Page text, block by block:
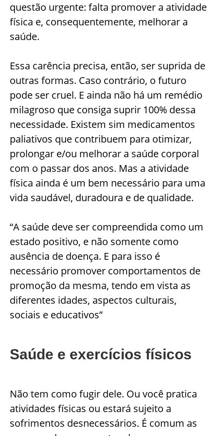
questão urgente: falta promover a atividade
física e, consequentemente, melhorar a
saúde.
Essa carência precisa, então, ser suprida de
outras formas. Caso contrário, o futuro
pode ser cruel. E ainda não há um remédio
milagroso que consiga suprir 100% dessa
necessidade. Existem sim medicamentos
paliativos que contribuem para otimizar,
prolongar e/ou melhorar a saúde corporal
com o passar dos anos. Mas a atividade
física ainda é um bem necessário para uma
vida saudável, duradoura e de qualidade.
“A saúde deve ser compreendida como um
estado positivo, e não somente como
ausência de doença. E para isso é
necessário promover comportamentos de
promoção da mesma, tendo em vista as
diferentes idades, aspectos culturais,
sociais e educativos”
Saúde e exercícios físicos
Não tem como fugir dele. Ou você pratica
atividades físicas ou estará sujeito a
sofrimentos desnecessários. É comum as